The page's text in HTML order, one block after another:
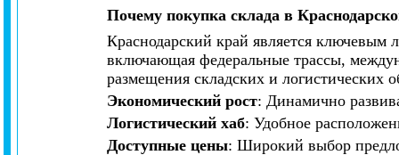
Почему покупка склада в
Краснодарский край является ключевым
включающая федеральные трассы,
размещения складских и логистических
Экономический рост: Динамично
Логистический хаб: Удобное
Доступные цены: Широкий выбор